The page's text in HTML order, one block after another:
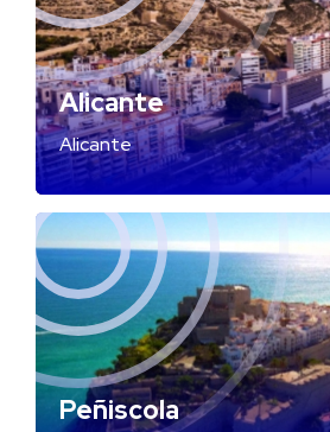
Alicante
Alicante
Peñiscola